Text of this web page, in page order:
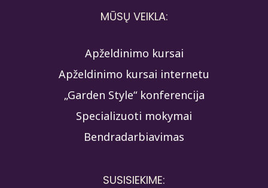
MŪSŲ VEIKLA:
Apželdinimo kursai
Apželdinimo kursai internetu
„Garden Style“ konferencija
Specializuoti mokymai
Bendradarbiavimas
SUSISIEKIME: